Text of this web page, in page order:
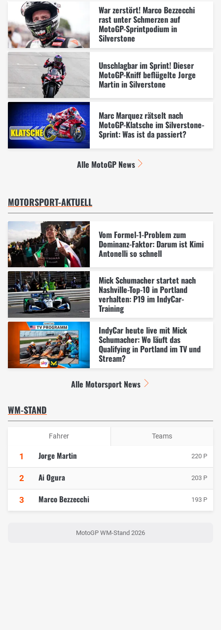
War zerstört! Marco Bezzecchi
rast unter Schmerzen auf
MotoGP-Sprintpodium in
Silverstone
Unschlagbar im Sprint! Dieser
MotoGP-Kniff beflügelte Jorge
Martin in Silverstone
Marc Marquez rätselt nach
MotoGP-Klatsche im Silverstone-
Sprint: Was ist da passiert?
Alle MotoGP News
MOTORSPORT-AKTUELL
Vom Formel-1-Problem zum
Dominanz-Faktor: Darum ist Kimi
Antonelli so schnell
Mick Schumacher startet nach
Nashville-Top-10 in Portland
verhalten: P19 im IndyCar-
Training
IndyCar heute live mit Mick
Schumacher: Wo läuft das
Qualifying in Portland im TV und
Stream?
Alle Motorsport News
WM-STAND
Fahrer Teams
1 Jorge Martin 220 P
2 Ai Ogura 203 P
3 Marco Bezzecchi 193 P
MotoGP WM-Stand 2026